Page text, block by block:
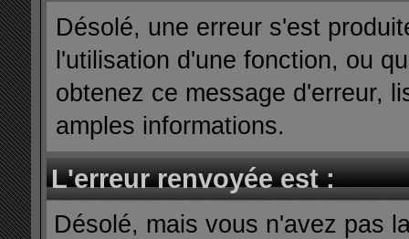
Désolé, une erreur s'est
l'utilisation d'une fonction, ou
obtenez ce message d'erreur,
amples informations.
L'erreur renvoyée est :
Désolé, mais vous n'avez pas